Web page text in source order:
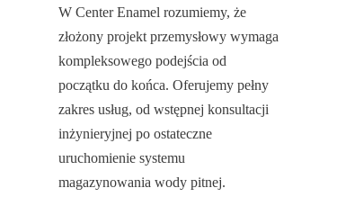
W Center Enamel rozumiemy, że
złożony projekt przemysłowy wymaga
kompleksowego podejścia od
początku do końca. Oferujemy pełny
zakres usług, od wstępnej konsultacji
inżynieryjnej po ostateczne
uruchomienie systemu
magazynowania wody pitnej.